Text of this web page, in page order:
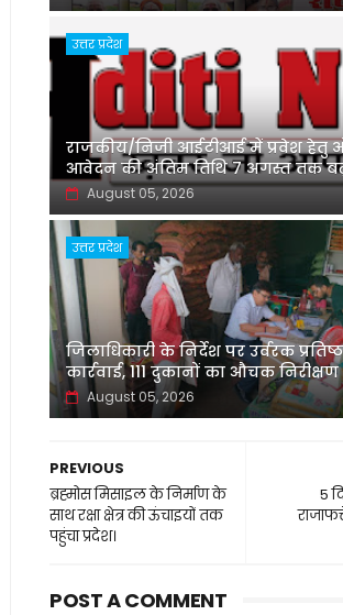
उत्तर प्रदेश
राजकीय/निजी आईटीआई में प्रवेश हेतु
आवेदन की अंतिम तिथि 7 अगस्त तक
August 05, 2026
उत्तर प्रदेश
जिलाधिकारी के निर्देश पर उर्वरक
कार्रवाई, 111 दुकानों का औचक निरीक्षण
August 05, 2026
5
PREVIOUS
ब्रह्मोस मिसाइल के निर्माण के
साथ रक्षा क्षेत्र की ऊंचाइयों तक
पहुंचा प्रदेश।
POST A COMMENT